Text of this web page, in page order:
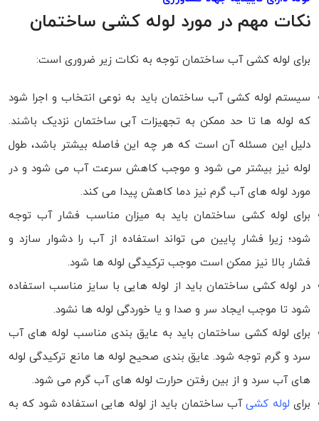
نکات مهم در مورد لوله کشی ساختمان
برای لوله کشی آب ساختمان توجه به نکات زیر ضروری است:
سیستم لوله کشی آب ساختمان باید به نوعی انتخاب و اجرا شود
که لوله ها تا حد ممکن به تجهیزات آبی ساختمان نزدیک باشند.
دلیل این مسئله آن است که هر چه این فاصله بیشتر باشد، طول
لوله نیز بیشتر می شود و موجب کاهش سرعت آب می شود و در
مورد لوله های آب گرم نیز دما کاهش پیدا می کند.
برای لوله کشی ساختمان باید به میزان مناسب فشار آب توجه
شود؛ زیرا فشار پایین می تواند استفاده از آب را دشوار سازد و
فشار بالا نیز ممکن است موجب ترکیدگی لوله ها شود.
در لوله کشی ساختمان باید از لوله هایی با سایز مناسب استفاده
شود تا موجب ایجاد سر و صدا و یا خوردگی لوله ها نشود.
برای لوله کشی ساختمان باید به عایق بندی مناسب لوله های آب
سرد و گرم توجه شود. عایق بندی صحیح لوله ها مانع ترکیدگی لوله
های آب سرد و از بین رفتن حرارت لوله های آب گرم می شود.
برای لوله کشیآب ساختمان باید از لوله هایی استفاده شود که به